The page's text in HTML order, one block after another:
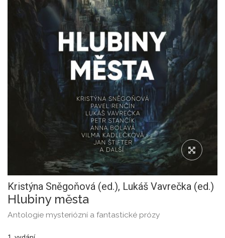
Kristýna Sněgoňová (ed.), Lukáš Vavrečka (ed.)
Hlubiny města
Antologie mysteriózní a fantastické prózy